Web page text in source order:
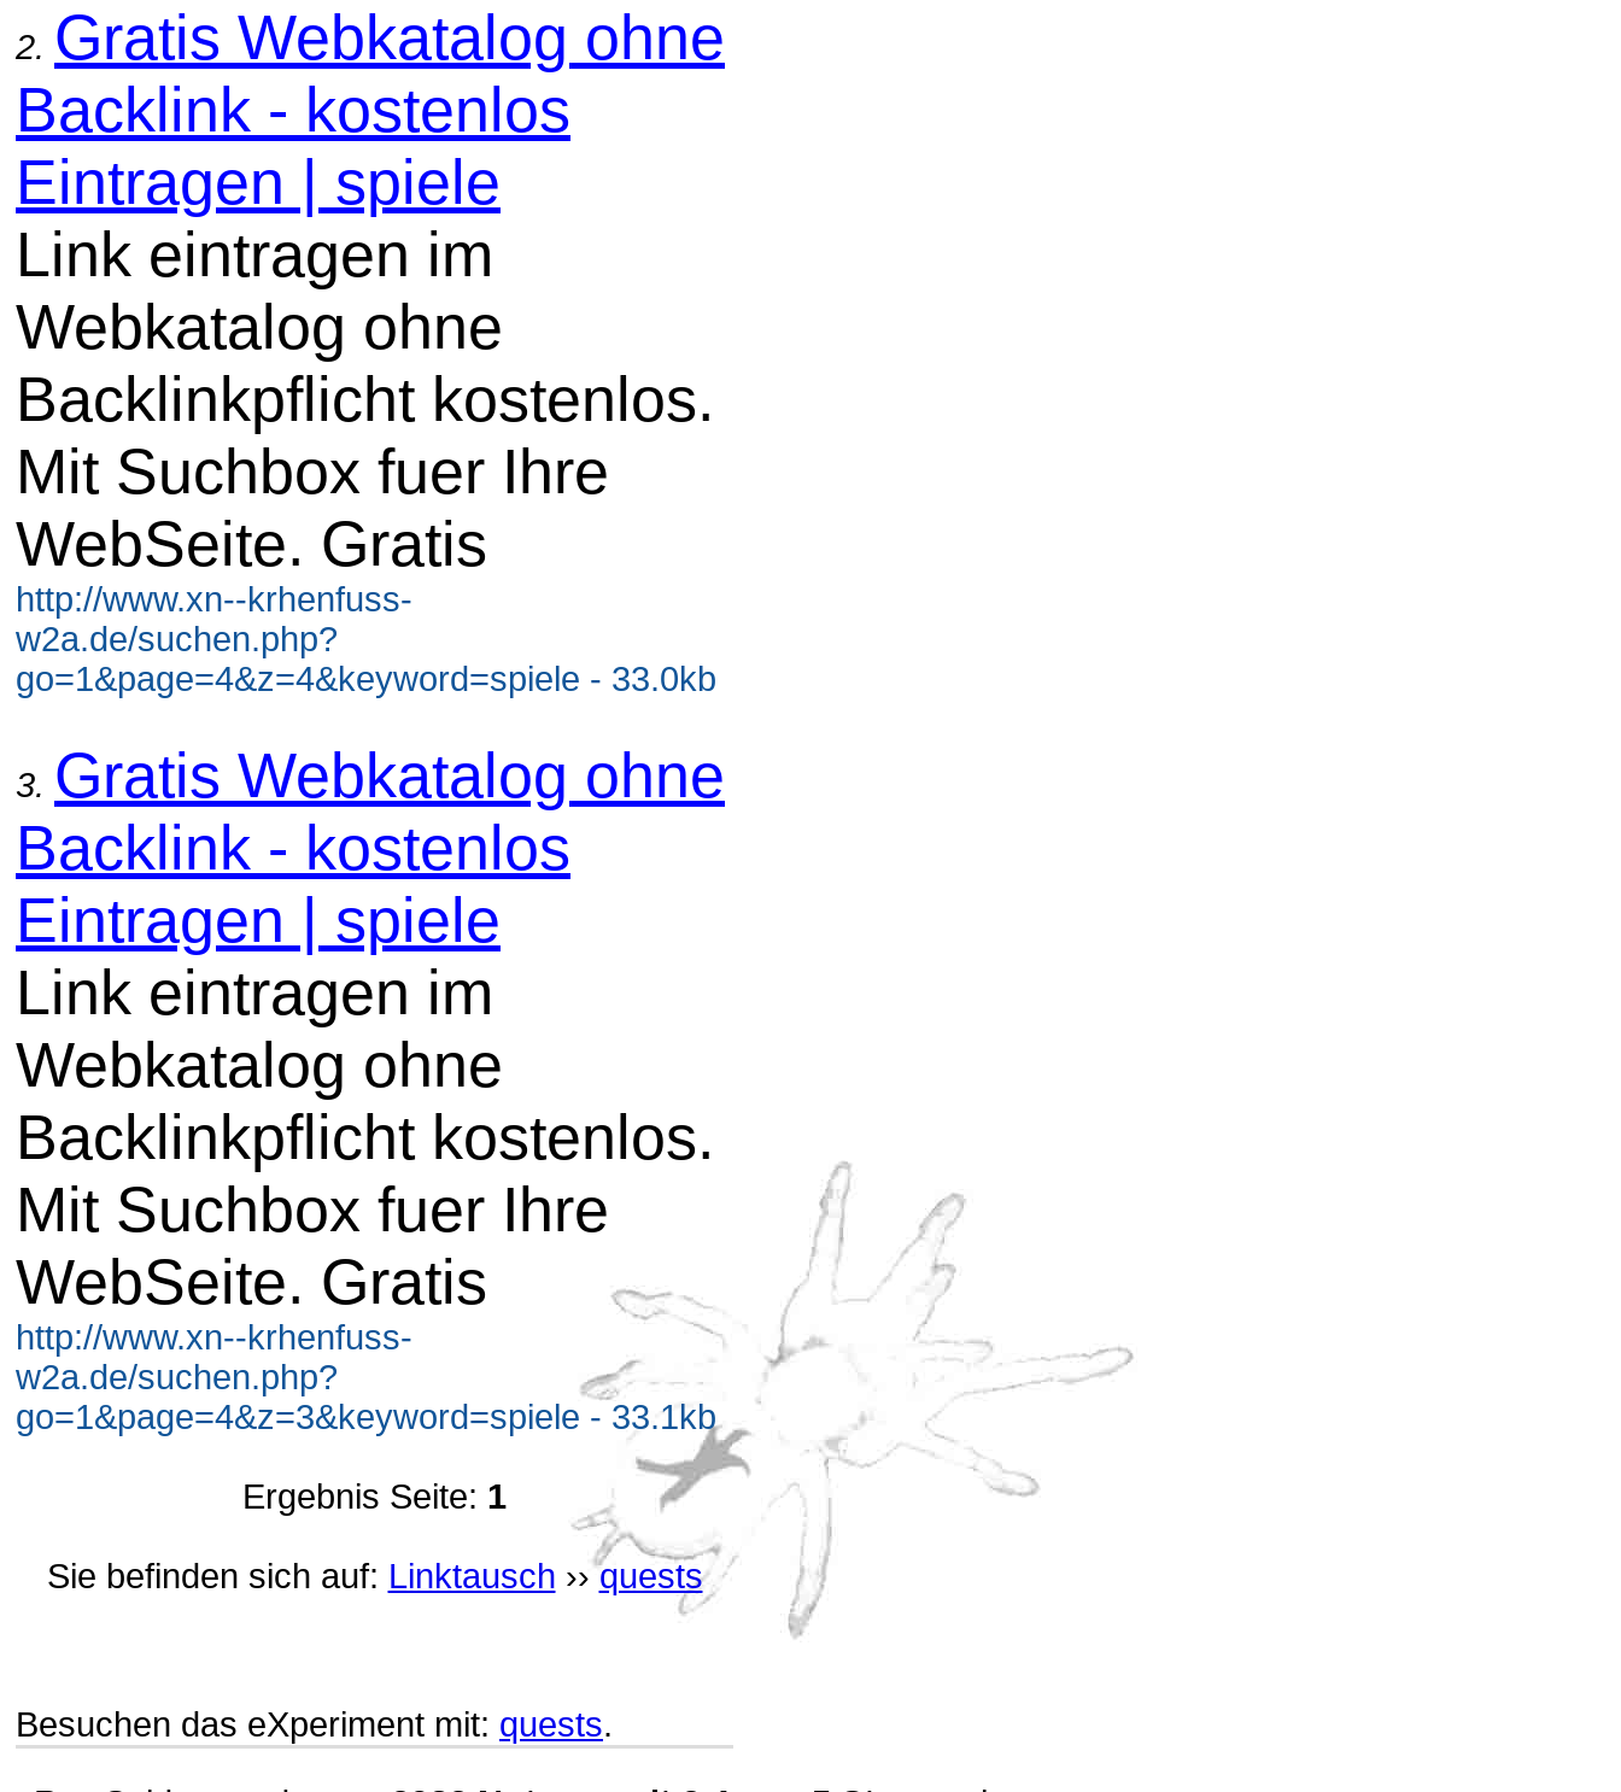
2. Gratis Webkatalog ohne
Backlink - kostenlos
Eintragen | spiele
Link eintragen im
Webkatalog ohne
Backlinkpflicht kostenlos.
Mit Suchbox fuer Ihre
WebSeite. Gratis
http://www.xn--krhenfuss-
w2a.de/suchen.php?
go=1&page=4&z=4&keyword=spiele - 33.0kb
3. Gratis Webkatalog ohne
Backlink - kostenlos
Eintragen | spiele
Link eintragen im
Webkatalog ohne
Backlinkpflicht kostenlos.
Mit Suchbox fuer Ihre
WebSeite. Gratis
http://www.xn--krhenfuss-
w2a.de/suchen.php?
go=1&page=4&z=3&keyword=spiele - 33.1kb
Ergebnis Seite: 1
Sie befinden sich auf: Linktausch ››quests
Besuchen das eXperiment mit: quests.